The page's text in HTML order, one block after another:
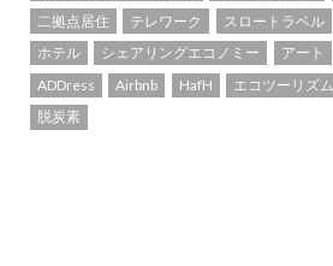
二拠点居住
テレワーク スロートラベル
ホテル
シェアリングエコノミー アート
ADDress
Airbnb HafH エコツーリズム
脱炭素